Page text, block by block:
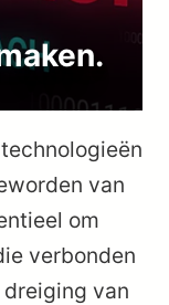
van
om
verbonden
van